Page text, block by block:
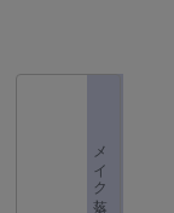
メイク落し・洗顔